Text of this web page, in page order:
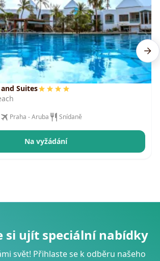
Suites
Praha - Aruba Snídaně
Na vyžádání
si ujít speciální nabídky
svět! Přihlaste se k odběru našeho